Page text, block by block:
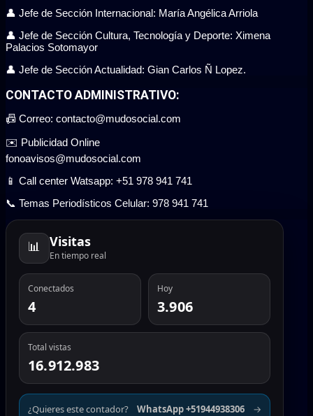
👤 Jefe de Sección Internacional: María Angélica Arriola
👤 Jefe de Sección Cultura, Tecnología y Deporte: Ximena
Palacios Sotomayor
👤 Jefe de Sección Actualidad: Gian Carlos Ñ Lopez.
CONTACTO ADMINISTRATIVO:
📠 Correo: contacto@mudosocial.com
✉️ Publicidad Online
fonoavisos@mudosocial.com
📱 Call center Watsapp: +51 978 941 741
📞 Temas Periodísticos Celular: 978 941 741
📊 Visitas
En tiempo real
Conectados
4
Hoy
3.906
Total vistas
16.912.983
¿Quieres este contador? WhatsApp +51944938306 →